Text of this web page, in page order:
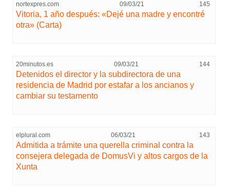
nortexpres.com 09/03/21 145
Vitoria, 1 año después: «Dejé una madre y encontré
otra» (Carta)
20minutos.es 09/03/21 144
Detenidos el director y la subdirectora de una
residencia de Madrid por estafar a los ancianos y
cambiar su testamento
elplural.com 06/03/21 143
Admitida a trámite una querella criminal contra la
consejera delegada de DomusVi y altos cargos de la
Xunta